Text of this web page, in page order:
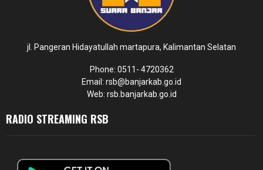
jl. Pangeran Hidayatullah martapura, Kalimantan Selatan
Phone: 0511- 4720362
Email: rsb@banjarkab.go.id
Web: rsb.banjarkab.go.id
RADIO STREAMING RSB